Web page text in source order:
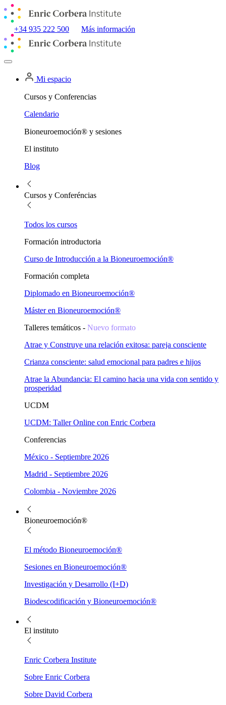
+34 935 222 500 Más información
Mi espacio
Cursos y Conferencias
Calendario
Bioneuroemoción® y sesiones
El instituto
Blog
Cursos y Conferéncias
Todos los cursos
Formación introductoria
Curso de Introducción a la Bioneuroemoción®
Formación completa
Diplomado en Bioneuroemoción®
Máster en Bioneuroemoción®
Talleres temáticos - Nuevo formato
Atrae y Construye una relación exitosa: pareja consciente
Crianza consciente: salud emocional para padres e hijos
Atrae la Abundancia: El camino hacia una vida con sentido y
prosperidad
UCDM
UCDM: Taller Online con Enric Corbera
Conferencias
México - Septiembre 2026
Madrid - Septiembre 2026
Colombia - Noviembre 2026
Bioneuroemoción®
El método Bioneuroemoción®
Sesiones en Bioneuroemoción®
Investigación y Desarrollo (I+D)
Biodescodificación y Bioneuroemoción®
El instituto
Enric Corbera Institute
Sobre Enric Corbera
Sobre David Corbera